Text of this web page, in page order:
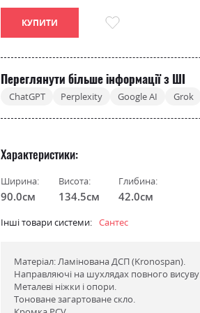
КУПИТИ
Переглянути більше інформації з ШІ
ChatGPT Perplexity Google AI Grok
Характеристики
Ширина:
90.0см
Висота:
134.5см
Глибина:
42.0см
Інші товари системи: Сантес
Матеріал: Ламінована ДСП (Kronospan).
Направляючі на шухлядах повного висуву.
Металеві ніжки і опори.
Тоноване загартоване скло.